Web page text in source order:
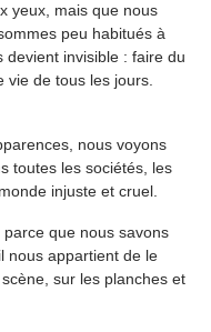
yeux, mais que nous
peu habitués à
devient invisible : faire du
vie de tous les jours.
nous voyons
toutes les sociétés, les
injuste et cruel.
que nous savons
nous appartient de le
sur les planches et